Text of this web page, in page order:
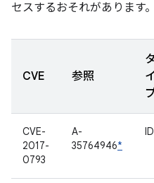
セスするおそれがあります。
CVE 参照
タ
イ
CVE-
2017-
0793
A-
35764946*
ID